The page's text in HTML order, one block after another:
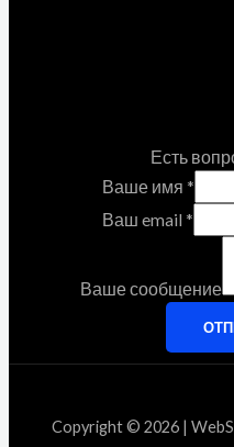
Есть
Ваше имя *
Ваш email *
Ваше сообщение
Copyright © 2026 |